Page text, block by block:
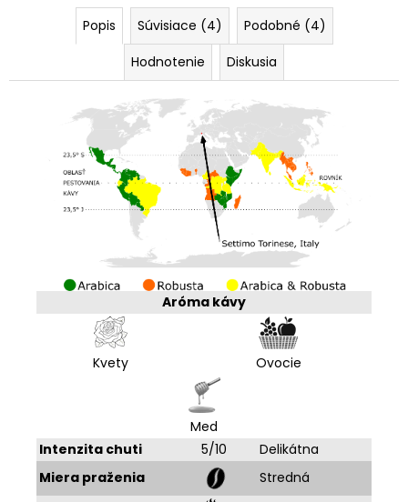
Popis Súvisiace (4)
Podobné (4)
Hodnotenie
Diskusia
Aróma kávy
Kvety Ovocie
Med
Intenzita chuti
5/10
Delikátna
Miera praženia
Stredná